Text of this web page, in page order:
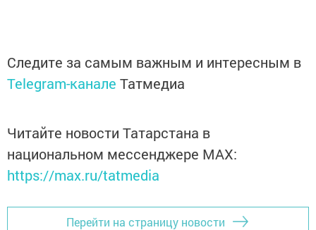
Следите за самым важным и интересным в
Telegram-канале Татмедиа
Читайте новости Татарстана в
национальном мессенджере MАХ:
https://max.ru/tatmedia
Перейти на страницу новости